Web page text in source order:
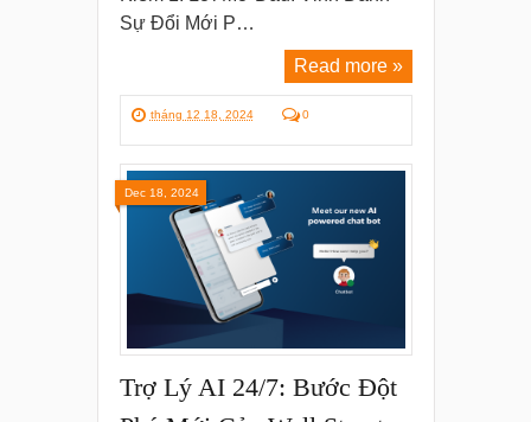
Sự Đổi Mới P…
Read more »
tháng 12 18, 2024 0
Trợ Lý AI 24/7: Bước Đột
Dec 18, 2024